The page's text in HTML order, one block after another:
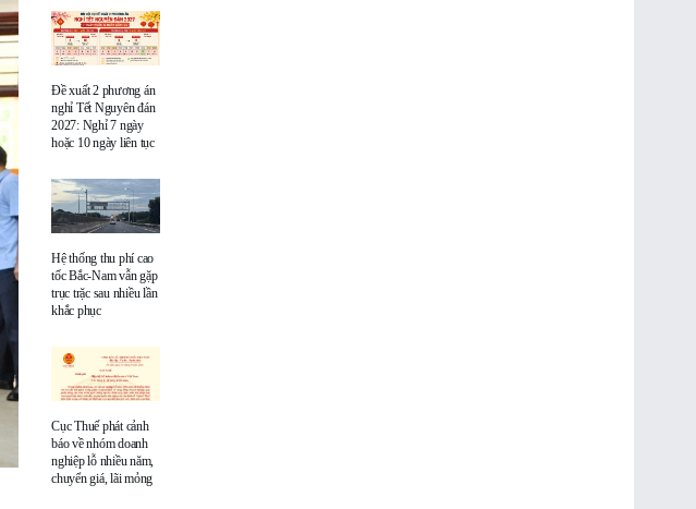
Đề xuất 2 phương án
nghỉ Tết Nguyên đán
2027: Nghỉ 7 ngày
hoặc 10 ngày liên tục
Hệ thống thu phí cao
tốc Bắc-Nam vẫn gặp
trục trặc sau nhiều lần
khắc phục
Cục Thuế phát cảnh
báo về nhóm doanh
nghiệp lỗ nhiều năm,
chuyển giá, lãi mỏng